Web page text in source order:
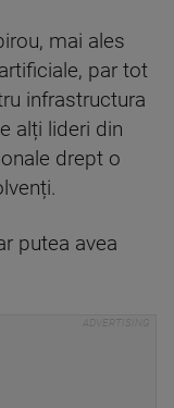
mai ales
par tot
infrastructura
alți lideri din
drept o
putea avea